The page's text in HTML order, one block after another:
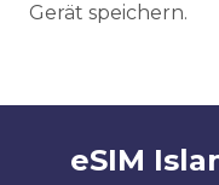
Gerät speichern.
eSIM